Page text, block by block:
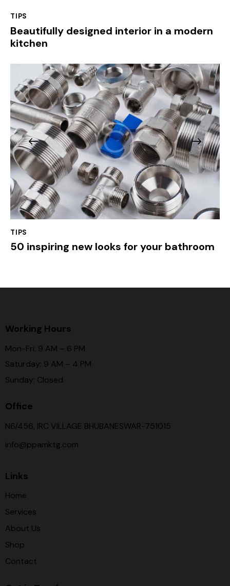
TIPS
Beautifully designed interior in a modern
kitchen
TIPS
50 inspiring new looks for your bathroom
Working Hours
Mon-Fri: 9 AM – 6 PM
Saturday: 9 AM – 4 PM
Sunday: Closed
Office
N6/456, IRC VILLAGE BHUBANESWAR-751015
info@ppamktg.com
Links
Home
Services
About Us
Shop
Contact